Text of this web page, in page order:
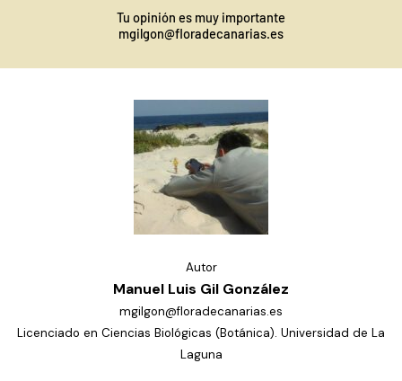
Tu opinión es muy importante
mgilgon@floradecanarias.es
Autor
Manuel Luis Gil González
mgilgon@floradecanarias.es
Licenciado en Ciencias Biológicas (Botánica). Universidad de La
Laguna